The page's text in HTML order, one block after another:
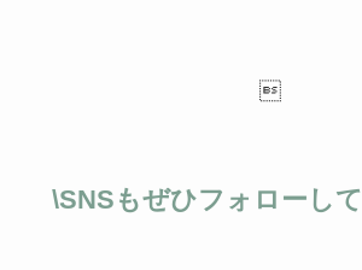

\SNSもぜひフォローし